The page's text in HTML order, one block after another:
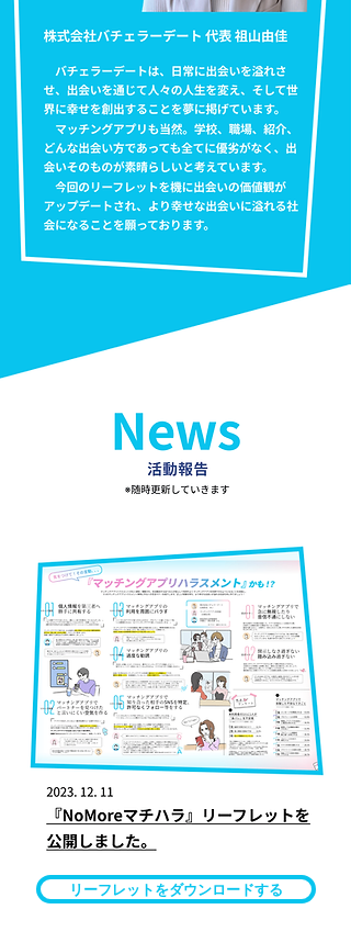
リーフレットをダウンロードする